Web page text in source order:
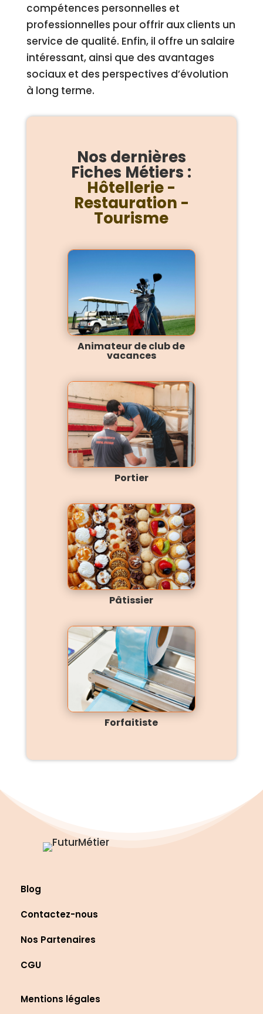
compétences personnelles et
professionnelles pour offrir aux clients un
service de qualité. Enfin, il offre un salaire
intéressant, ainsi que des avantages
sociaux et des perspectives d’évolution
à long terme.
Nos dernières
Fiches Métiers :
Hôtellerie -
Restauration -
Tourisme
Animateur de club de
vacances
Portier
Pâtissier
Forfaitiste
Blog
Contactez-nous
Nos Partenaires
CGU
Mentions légales